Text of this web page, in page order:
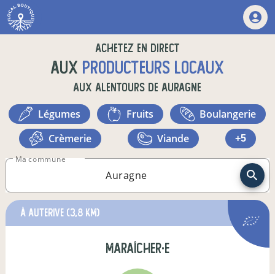
Achetez en direct
auxproducteurs locaux
aux alentours de Auragne
légumes fruits
boulangerie
crèmerie
viande +5
Ma commune
à Auterive (3,8 km)
maraîcher·e